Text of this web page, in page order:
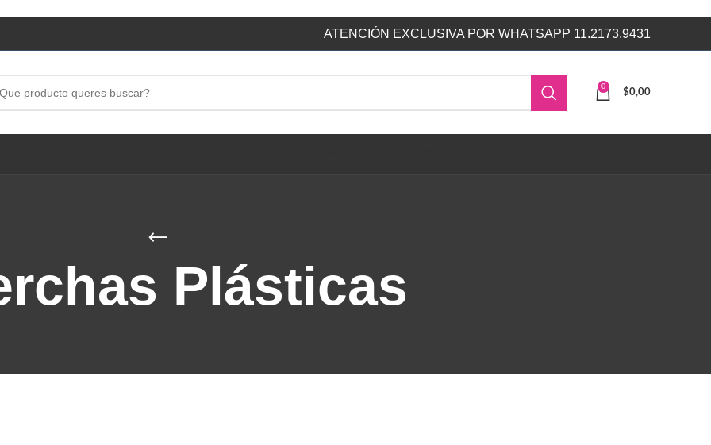
ATENCIÓN EXCLUSIVA POR WHATSAPP 11.2173.9431
0
$0,00
Plásticas